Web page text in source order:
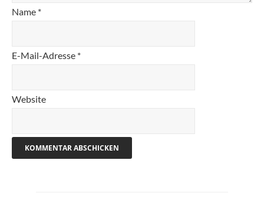
Name *
E-Mail-Adresse *
Website